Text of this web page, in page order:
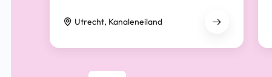
Utrecht, Kanaleneiland